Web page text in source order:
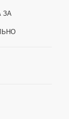
ЗА